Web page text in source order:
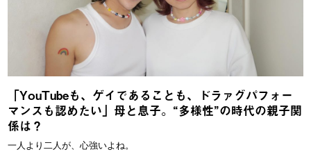
「YouTubeも、ゲイであることも、ドラァグパフォー
マンスも認めたい」母と息子。“多様性”の時代の親子関
係は？
一人より二人が、心強いよね。